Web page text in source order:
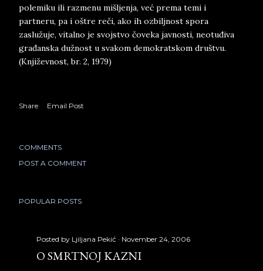
polemiku ili razmenu mišljenja, već prema temi i
partneru, pa i oštre reči, ako ih ozbiljnost spora
zaslužuje, vitalno je svojstvo čoveka javnosti, neotuđiva
građanska dužnost u svakom demokratskom društvu.
(Književnost, br. 2, 1979)
Share Email Post
COMMENTS
POST A COMMENT
POPULAR POSTS
Posted by Ljiljana Pekić November 24, 2006
O SMRTNOJ KAZNI